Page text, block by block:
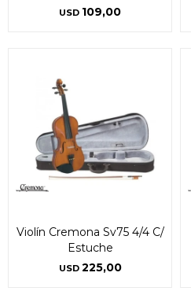
USD 109,00
Violín Cremona Sv75 4/4 C/
Estuche
USD 225,00